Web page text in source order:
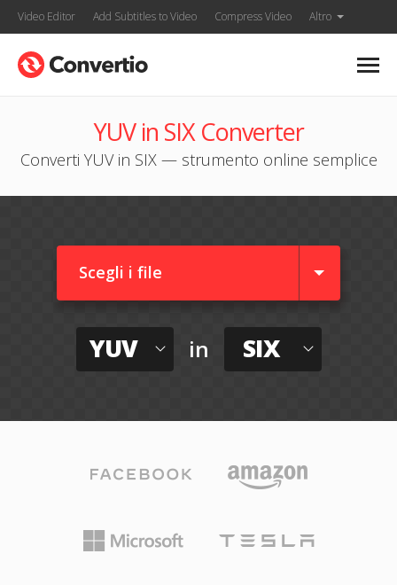
Video Editor Add Subtitles to Video Compress Video Altro
YUV in SIX Converter
Converti YUV in SIX — strumento online semplice
Scegli i file
YUV in SIX